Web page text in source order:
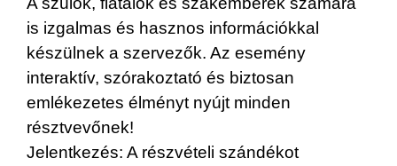
is izgalmas és hasznos információkkal
készülnek a szervezők. Az esemény
interaktív, szórakoztató és biztosan
emlékezetes élményt nyújt minden
résztvevőnek!
Jelentkezés: A részvételi szándékot